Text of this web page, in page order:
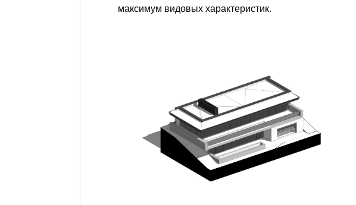
максимум видовых характеристик.